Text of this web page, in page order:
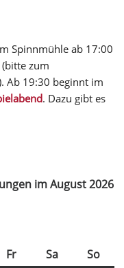
Spinnmühle ab 17:00
zum
Ab 19:30 beginnt im
. Dazu gibt es
im August 2026
Fr Sa So